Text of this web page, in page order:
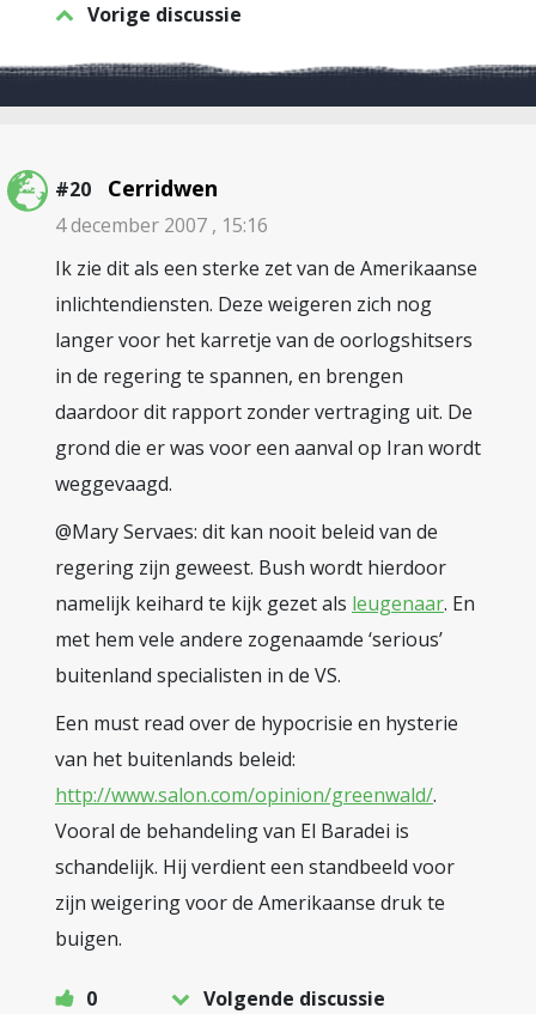
Vorige discussie
#20 Cerridwen
4 december 2007 , 15:16
Ik zie dit als een sterke zet van de Amerikaanse
inlichtendiensten. Deze weigeren zich nog
langer voor het karretje van de oorlogshitsers
in de regering te spannen, en brengen
daardoor dit rapport zonder vertraging uit. De
grond die er was voor een aanval op Iran wordt
weggevaagd.
@Mary Servaes: dit kan nooit beleid van de
regering zijn geweest. Bush wordt hierdoor
namelijk keihard te kijk gezet als leugenaar. En
met hem vele andere zogenaamde ‘serious’
buitenland specialisten in de VS.
Een must read over de hypocrisie en hysterie
van het buitenlands beleid:
http://www.salon.com/opinion/greenwald/.
Vooral de behandeling van El Baradei is
schandelijk. Hij verdient een standbeeld voor
zijn weigering voor de Amerikaanse druk te
buigen.
0 Volgende discussie